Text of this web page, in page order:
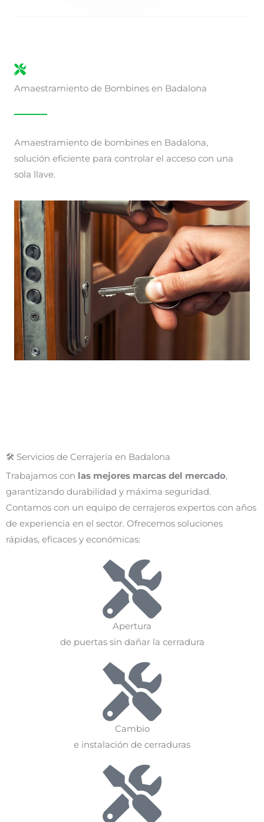
Amaestramiento de Bombines en Badalona
Amaestramiento de bombines en Badalona,
solución eficiente para controlar el acceso con una
sola llave.
🛠 Servicios de Cerrajería en Badalona
Trabajamos con las mejores marcas del mercado,
garantizando durabilidad y máxima seguridad.
Contamos con un equipo de cerrajeros expertos con años
de experiencia en el sector. Ofrecemos soluciones
rápidas, eficaces y económicas:
Apertura
de puertas sin dañar la cerradura
Cambio
e instalación de cerraduras